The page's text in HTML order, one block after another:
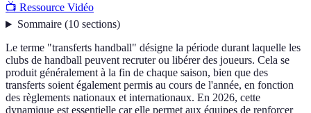
📺 Ressource Vidéo
Sommaire(10 sections)
Le terme "transferts handball" désigne la période durant laquelle les
clubs de handball peuvent recruter ou libérer des joueurs. Cela se
produit généralement à la fin de chaque saison, bien que des
transferts soient également permis au cours de l'année, en fonction
des règlements nationaux et internationaux. En 2026, cette
dynamique est essentielle car elle permet aux équipes de renforcer